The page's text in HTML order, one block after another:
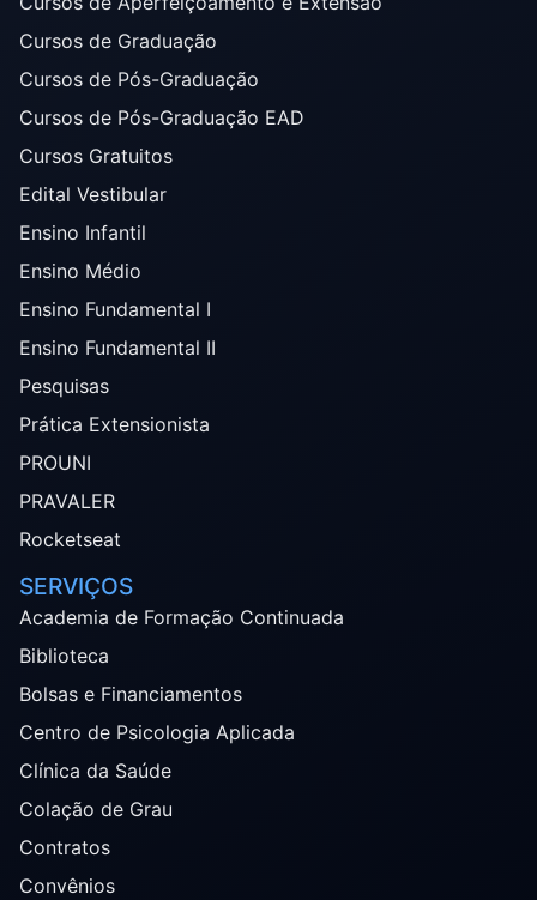
Cursos de Graduação
Cursos de Pós-Graduação
Cursos de Pós-Graduação EAD
Cursos Gratuitos
Edital Vestibular
Ensino Infantil
Ensino Médio
Ensino Fundamental I
Ensino Fundamental II
Pesquisas
Prática Extensionista
PROUNI
PRAVALER
Rocketseat
SERVIÇOS
Academia de Formação Continuada
Biblioteca
Bolsas e Financiamentos
Centro de Psicologia Aplicada
Clínica da Saúde
Colação de Grau
Contratos
Convênios